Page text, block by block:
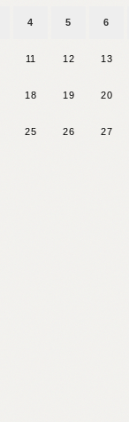
4 5 6
11 12 13
18 19 20
25 26 27